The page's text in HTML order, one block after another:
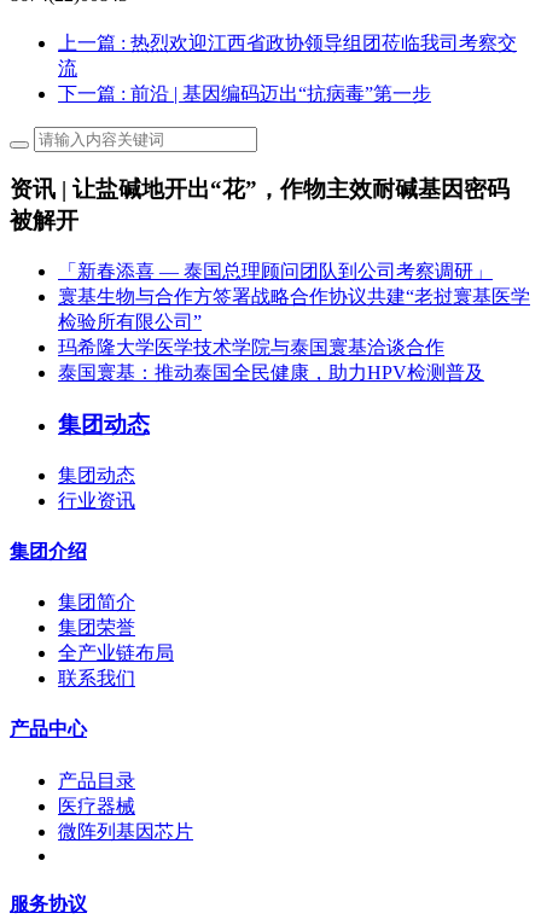
上一篇 : 热烈欢迎江西省政协领导组团莅临我司考察交
流
下一篇 : 前沿 | 基因编码迈出“抗病毒”第一步
资讯 | 让盐碱地开出“花”，作物主效耐碱基因密码
被解开
「新春添喜 — 泰国总理顾问团队到公司考察调研」
寰基生物与合作方签署战略合作协议共建“老挝寰基医学
检验所有限公司”
玛希隆大学医学技术学院与泰国寰基洽谈合作
泰国寰基：推动泰国全民健康，助力HPV检测普及
集团动态
集团动态
行业资讯
集团介绍
集团简介
集团荣誉
全产业链布局
联系我们
产品中心
产品目录
医疗器械
微阵列基因芯片
服务协议